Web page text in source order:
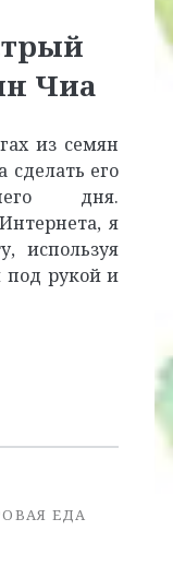
Чиа
из семян
сделать его
дня.
я
используя
под рукой и
ЕДА